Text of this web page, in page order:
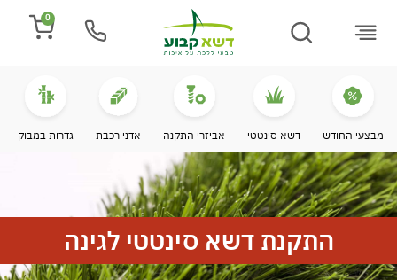
0
מבצעי החודש דשא סינטטי אביזרי התקנה אדני רכבת גדרות במבוק
התקנת דשא סינטטי לגינה